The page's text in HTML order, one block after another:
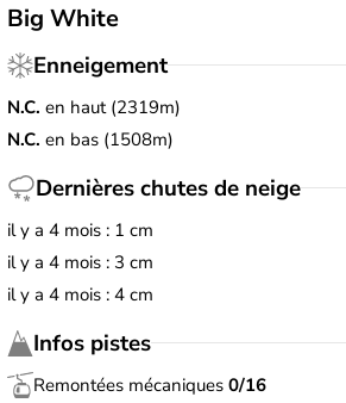
Big White
Enneigement
N.C. en haut (2319m)
N.C. en bas (1508m)
Dernières chutes de neige
il y a 4 mois : 1 cm
il y a 4 mois : 3 cm
il y a 4 mois : 4 cm
Infos pistes
Remontées mécaniques 0/16